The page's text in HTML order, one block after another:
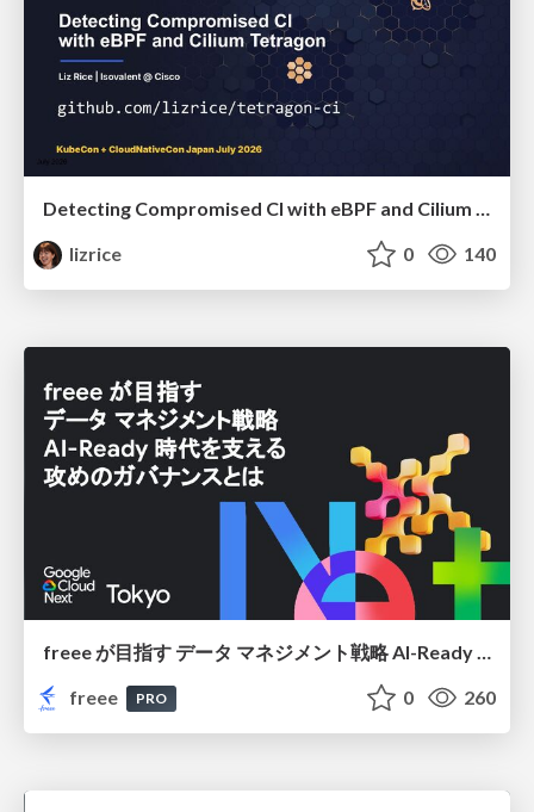
lizrice
0 140
freee が目指す データ マネジメント戦略 AI-Ready 時代を支える 攻めのガバナンスとは
freee
PRO 0 260